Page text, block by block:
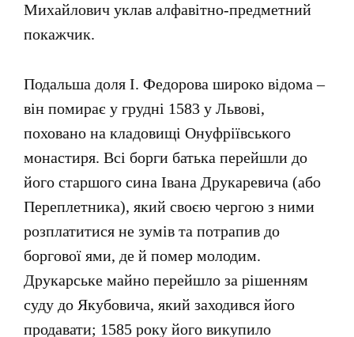
Михайлович уклав алфавітно-предметний
покажчик.
Подальша доля І. Федорова широко відома –
він помирає у грудні 1583 у Львові,
поховано на кладовищі Онуфріївського
монастиря. Всі борги батька перейшли до
його старшого сина Івана Друкаревича (або
Переплетника), який своєю чергою з ними
розплатитися не зумів та потрапив до
боргової ями, де й помер молодим.
Друкарське майно перейшло за рішенням
суду до Якубовича, який заходився його
продавати; 1585 року його викупило